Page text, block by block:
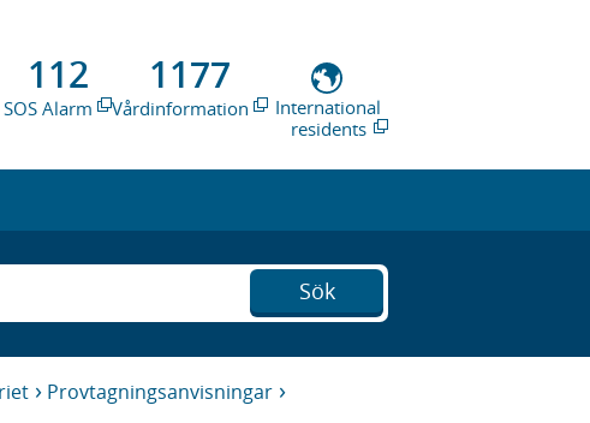
112
SOS Alarm
1177
Vårdinformation
International
residents
Sök
Provtagningsanvisningar